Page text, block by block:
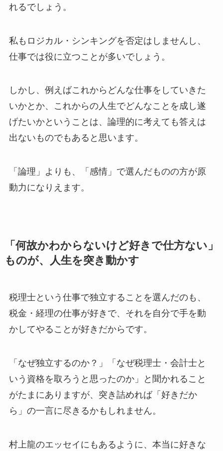
れるでしょう。
私もロジカル・シンキングを否定はしませんし、
仕事では役に立つことが多いでしょう。
しかし、例えばこれからどんな仕事をしていきた
いかとか、これからの人生でどんなことを成し遂
げたいかということは、論理的に考えても答えは
出ないものでもあると思います。
「論理」よりも、「感情」で選んだものの方が原
動力になりえます。
「何故かわからないけど好きで仕方ない」
ものが、人生を突き動かす
税理士という仕事で独立することを選んだのも、
税金・経理の仕事が好きで、それを自分で手を動
かしてやることが好きだからです。
「なぜ独立するのか？」「なぜ税理士・会計士と
いう資格を取ろうと思ったのか」と聞かれること
がたまにありますが、突き詰めれば「好きだか
ら」の一言に尽きるかもしれません。
村上龍のエッセイにもあるように、本当に好きな